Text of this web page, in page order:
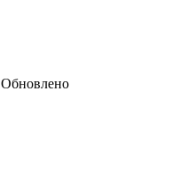
Обновлено